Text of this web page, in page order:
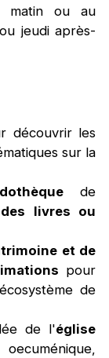
matin ou au
jeudi après-
découvrir les
sur la
de
livres ou
et de
pour
de
de l'église